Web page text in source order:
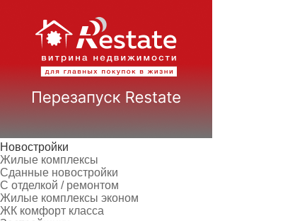
Новостройки
Жилые комплексы
Сданные новостройки
С отделкой / ремонтом
Жилые комплексы эконом
ЖК комфорт класса